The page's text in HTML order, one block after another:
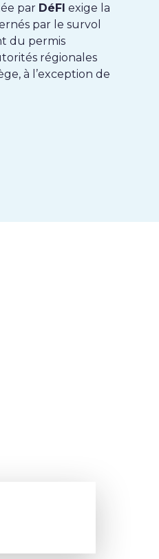
par DéFI exige la
par le survol
du permis
régionales
à l’exception de